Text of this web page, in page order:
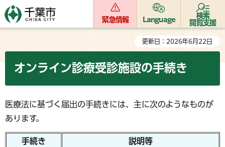
緊急情報 Language
検索
閲覧支援
更新日：2026年6月22日
オンライン診療受診施設の手続き
医療法に基づく届出の手続きには、主に次のようなものが
あります。
手続き 説明等